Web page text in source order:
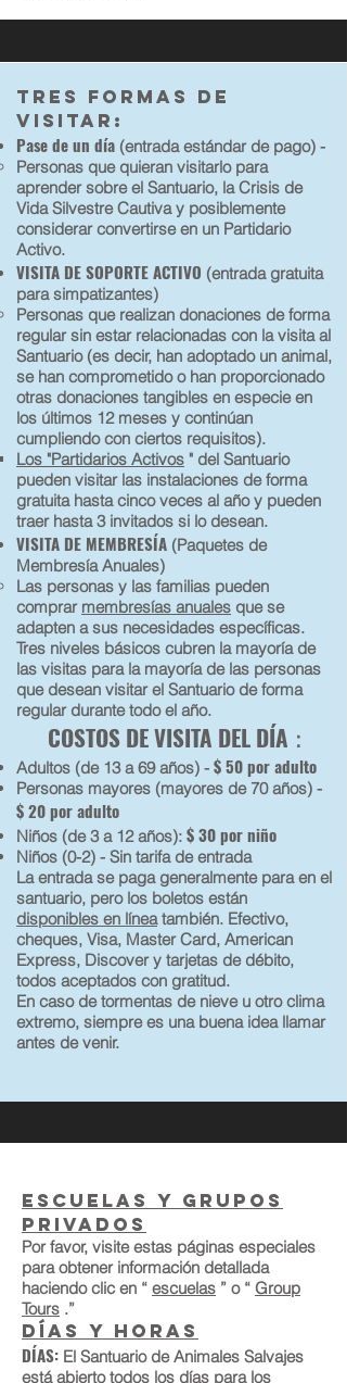
TRES FORMAS DE
VISITAR:
Pase de un día (entrada estándar de pago) -
Personas que quieran visitarlo para
aprender sobre el Santuario, la Crisis de
Vida Silvestre Cautiva y posiblemente
considerar convertirse en un Partidario
Activo.
VISITA DE SOPORTE ACTIVO (entrada gratuita
para simpatizantes)
Personas que realizan donaciones de forma
regular sin estar relacionadas con la visita al
Santuario (es decir, han adoptado un animal,
se han comprometido o han proporcionado
otras donaciones tangibles en especie en
los últimos 12 meses y continúan
cumpliendo con ciertos requisitos).
Los "Partidarios Activos " del Santuario
pueden visitar las instalaciones de forma
gratuita hasta cinco veces al año y pueden
traer hasta 3 invitados si lo desean.
VISITA DE MEMBRESÍA (Paquetes de
Membresía Anuales)
Las personas y las familias pueden
comprar membresías anuales que se
adapten a sus necesidades específicas.
Tres niveles básicos cubren la mayoría de
las visitas para la mayoría de las personas
que desean visitar el Santuario de forma
regular durante todo el año.
COSTOS DE VISITA DEL DÍA :
Adultos (de 13 a 69 años) - $ 50 por adulto
Personas mayores (mayores de 70 años) -
$ 20 por adulto
Niños (de 3 a 12 años): $ 30 por niño
Niños (0-2) - Sin tarifa de entrada
La entrada se paga generalmente para en el
santuario, pero los boletos están
disponibles en líneatambién. Efectivo,
cheques, Visa, Master Card, American
Express, Discover y tarjetas de débito,
todos aceptados con gratitud.
En caso de tormentas de nieve u otro clima
extremo, siempre es una buena idea llamar
antes de venir.
Escuelas y grupos
privados
Por favor, visite estas páginas especiales
para obtener información detallada
haciendo clic en “ escuelas ” o “ Group
Tours .”
Días y Horas
DÍAS: El Santuario de Animales Salvajes
está abierto todos los días para los